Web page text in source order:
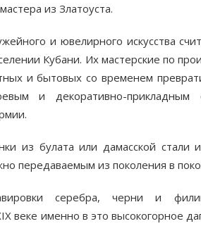
из Златоуста.
и ювелирного искусства
Кубани. Их мастерские по
и бытовых со временем
и декоративно-прикладным
из булата или дамасской стали
передаваемым из поколения в
серебра, черни и
веке именно в это высокогорное